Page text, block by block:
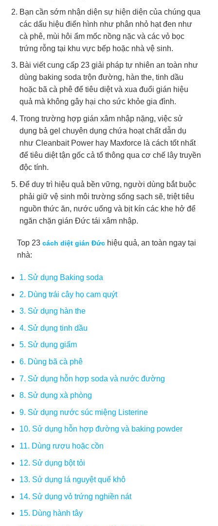
Bạn cần sớm nhận diện sự hiện diện của chúng qua
các dấu hiệu điển hình như phân nhỏ hạt đen như
cà phê, mùi hôi ẩm mốc nồng nặc và các vỏ bọc
trứng rỗng tại khu vực bếp hoặc nhà vệ sinh.
Bài viết cung cấp 23 giải pháp tự nhiên an toàn như
dùng baking soda trộn đường, hàn the, tinh dầu
hoặc bã cà phê để tiêu diệt và xua đuổi gián hiệu
quả mà không gây hại cho sức khỏe gia đình.
Trong trường hợp gián xâm nhập nặng, việc sử
dụng bả gel chuyên dụng chứa hoạt chất dẫn dụ
như Cleanbait Power hay Maxforce là cách tốt nhất
để tiêu diệt tận gốc cả tổ thông qua cơ chế lây truyền
độc tính.
Để duy trì hiệu quả bền vững, người dùng bắt buộc
phải giữ vệ sinh môi trường sống sạch sẽ, triệt tiêu
nguồn thức ăn, nước uống và bịt kín các khe hở để
ngăn chặn gián Đức tái xâm nhập.
Top 23 cách diệt gián Đức hiệu quả, an toàn ngay tại
nhà:
1. Sử dụng Baking soda
2. Dùng trái cây họ cam quýt
3. Sử dụng hàn the
4. Sử dụng tinh dầu
5. Sử dụng giấm
6. Dùng bã cà phê
7. Sử dụng hỗn hợp soda và nước đường
8. Sử dụng xà phòng
9. Sử dụng nước súc miệng Listerine
10. Sử dụng hỗn hợp đường và baking powder
11. Dùng rượu hoặc cồn
12. Sử dụng bột tỏi
13. Sử dụng lá nguyệt quế khô
14. Sử dụng vỏ trứng nghiền nát
15. Dùng hành tây